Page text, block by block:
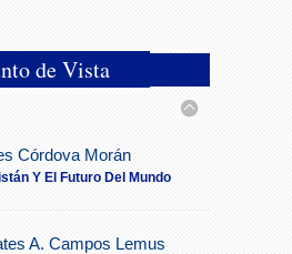
Arte Contemporáneo y
de Vista(solapa activa)
Córdova Morán
Y El Futuro Del Mundo
A. Campos Lemus